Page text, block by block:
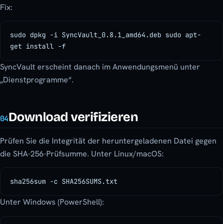
Fix:
sudo dpkg -i SyncVault_0.8.1_amd64.deb sudo apt-
get install -f
SyncVault erscheint danach im Anwendungsmenü unter
„Dienstprogramme“.
04Download verifizieren
Prüfen Sie die Integrität der heruntergeladenen Datei gegen
die SHA-256-Prüfsumme. Unter Linux/macOS:
sha256sum -c SHA256SUMS.txt
Unter Windows (PowerShell):